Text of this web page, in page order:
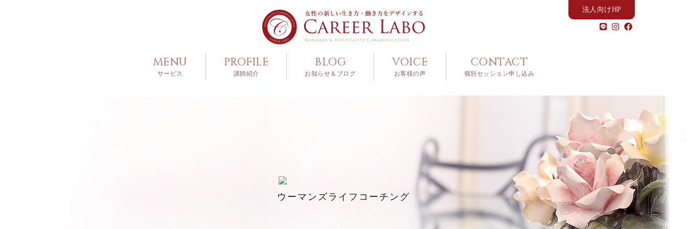
法人向けHP
MENU
サービス
PROFILE
講師紹介
BLOG
お知らせ＆ブログ
VOICE
お客様の声
CONTACT
個別セッション申し込み
ウーマンズライフコーチング